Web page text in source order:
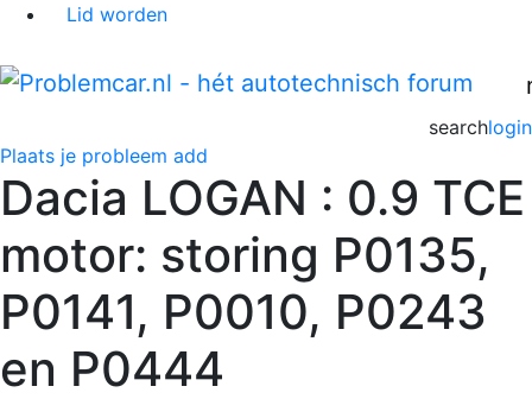
Lid worden
login
search
Plaats je probleem add
Dacia LOGAN : 0.9 TCE
motor: storing P0135,
P0141, P0010, P0243
en P0444